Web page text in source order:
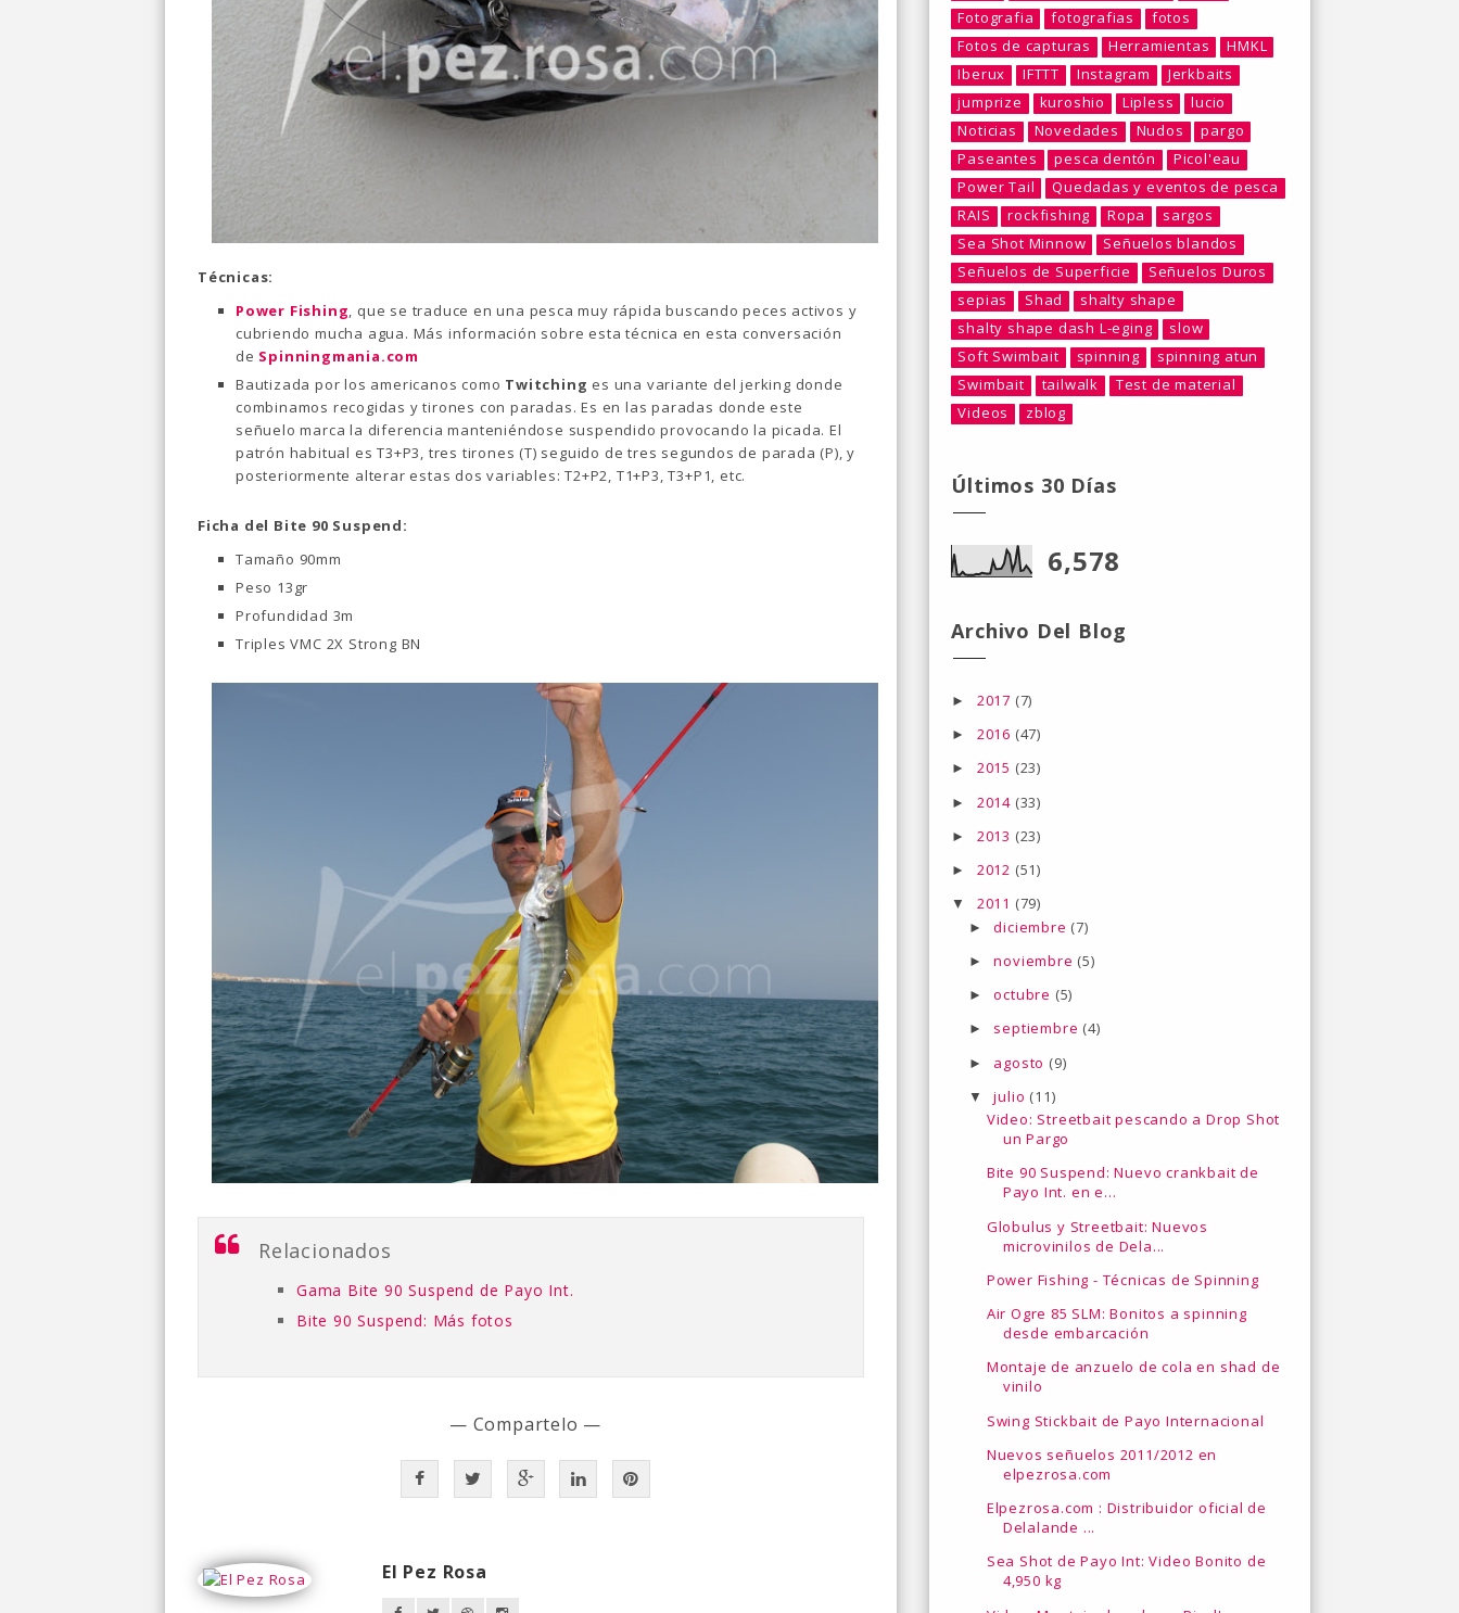
Técnicas:
Power Fishing, que se traduce en una pesca muy rápida buscando peces activos y
cubriendo mucha agua. Más información sobre esta técnica en esta conversación
de Spinningmania.com
Bautizada por los americanos como Twitching es una variante del jerking donde
combinamos recogidas y tirones con paradas. Es en las paradas donde este
señuelo marca la diferencia manteniéndose suspendido provocando la picada. El
patrón habitual es T3+P3, tres tirones (T) seguido de tres segundos de parada (P), y
posteriormente alterar estas dos variables: T2+P2, T1+P3, T3+P1, etc.
Ficha del Bite 90 Suspend:
Tamaño 90mm
Peso 13gr
Profundidad 3m
Triples VMC 2X Strong BN
Relacionados
Gama Bite 90 Suspend de Payo Int.
Bite 90 Suspend: Más fotos
— Compartelo —
El Pez Rosa
Fotografia
fotografias
fotos
Fotos de capturas
Herramientas
HMKL
Iberux
IFTTT Instagram
Jerkbaits
jumprize
kuroshio Lipless
lucio
Noticias
Novedades Nudos
pargo
Paseantes
pesca dentón
Picol'eau
Power Tail
Quedadas y eventos de pesca
RAIS
rockfishing Ropa
sargos
Sea Shot Minnow
Señuelos blandos
Señuelos de Superficie
Señuelos Duros
sepias
Shad
shalty shape
shalty shape dash L-eging
slow
Soft Swimbait
spinning
spinning atun
Swimbait
tailwalk
Test de material
Videos
zblog
Últimos 30 Días
6,578
Archivo Del Blog
► 2017 (7)
► 2016 (47)
► 2015 (23)
► 2014 (33)
► 2013 (23)
► 2012 (51)
▼ 2011 (79)
►diciembre (7)
►noviembre (5)
►octubre (5)
► septiembre (4)
► agosto (9)
▼julio (11)
Video: Streetbait pescando a Drop Shot
un Pargo
Bite 90 Suspend: Nuevo crankbait de
Payo Int. en e...
Globulus y Streetbait: Nuevos
microvinilos de Dela...
Power Fishing - Técnicas de Spinning
Air Ogre 85 SLM: Bonitos a spinning
desde embarcación
Montaje de anzuelo de cola en shad de
vinilo
Swing Stickbait de Payo Internacional
Nuevos señuelos 2011/2012 en
elpezrosa.com
Elpezrosa.com : Distribuidor oficial de
Delalande ...
Sea Shot de Payo Int: Video Bonito de
4,950 kg